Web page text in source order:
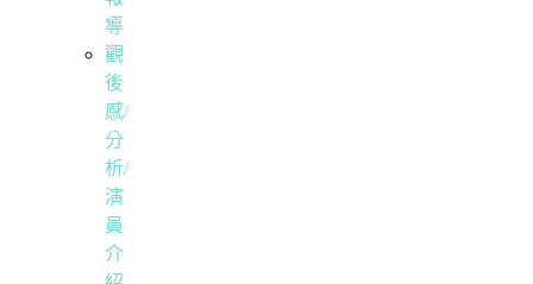
導
觀
後
感/
分
析/
演
員
介